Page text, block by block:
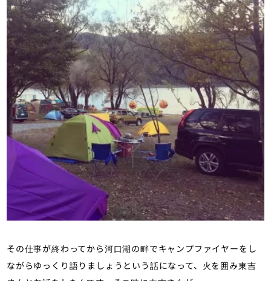
その仕事が終わってから河口湖の畔でキャンプファイヤーをし
ながらゆっくり語りましょうという話になって、火を囲み東吉